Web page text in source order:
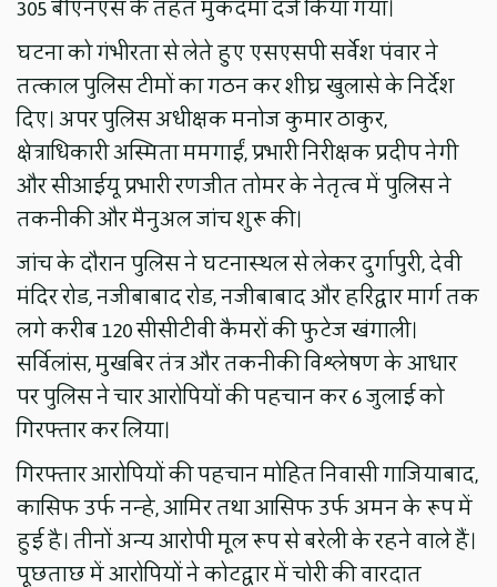
305 बीएनएस के तहत मुकदमा दर्ज किया गया।
घटना को गंभीरता से लेते हुए एसएसपी सर्वेश पंवार ने
तत्काल पुलिस टीमों का गठन कर शीघ्र खुलासे के निर्देश
दिए। अपर पुलिस अधीक्षक मनोज कुमार ठाकुर,
क्षेत्राधिकारी अस्मिता ममगाईं, प्रभारी निरीक्षक प्रदीप नेगी
और सीआईयू प्रभारी रणजीत तोमर के नेतृत्व में पुलिस ने
तकनीकी और मैनुअल जांच शुरू की।
जांच के दौरान पुलिस ने घटनास्थल से लेकर दुर्गापुरी, देवी
मंदिर रोड, नजीबाबाद रोड, नजीबाबाद और हरिद्वार मार्ग तक
लगे करीब 120 सीसीटीवी कैमरों की फुटेज खंगाली।
सर्विलांस, मुखबिर तंत्र और तकनीकी विश्लेषण के आधार
पर पुलिस ने चार आरोपियों की पहचान कर 6 जुलाई को
गिरफ्तार कर लिया।
गिरफ्तार आरोपियों की पहचान मोहित निवासी गाजियाबाद,
कासिफ उर्फ नन्हे, आमिर तथा आसिफ उर्फ अमन के रूप में
हुई है। तीनों अन्य आरोपी मूल रूप से बरेली के रहने वाले हैं।
पूछताछ में आरोपियों ने कोटद्वार में चोरी की वारदात